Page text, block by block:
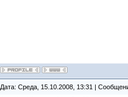
Дата: Среда, 15.10.2008, 13:31 |